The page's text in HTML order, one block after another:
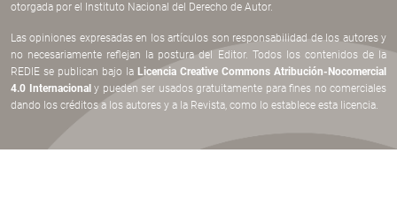
otorgada por el Instituto Nacional del Derecho de Autor.
Las opiniones expresadas en los artículos son responsabilidad de los autores y
no necesariamente reflejan la postura del Editor. Todos los contenidos de la
REDIE se publican bajo la Licencia Creative Commons Atribución-Nocomercial
4.0 Internacional y pueden ser usados gratuitamente para fines no comerciales
dando los créditos a los autores y a la Revista, como lo establece esta licencia.